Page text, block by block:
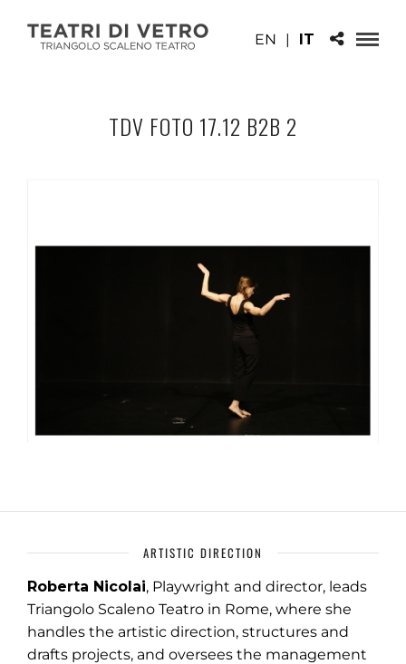
EN | IT
TDV FOTO 17.12 B2B 2
ARTISTIC DIRECTION
Roberta Nicolai, Playwright and director, leads
Triangolo Scaleno Teatro in Rome, where she
handles the artistic direction, structures and
drafts projects, and oversees the management